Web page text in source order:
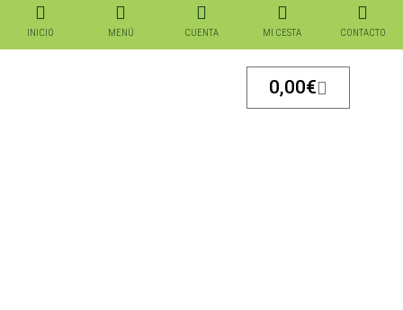
contenido
INICIO MENÚ CUENTA MI CESTA CONTACTO
0,00€Carrito